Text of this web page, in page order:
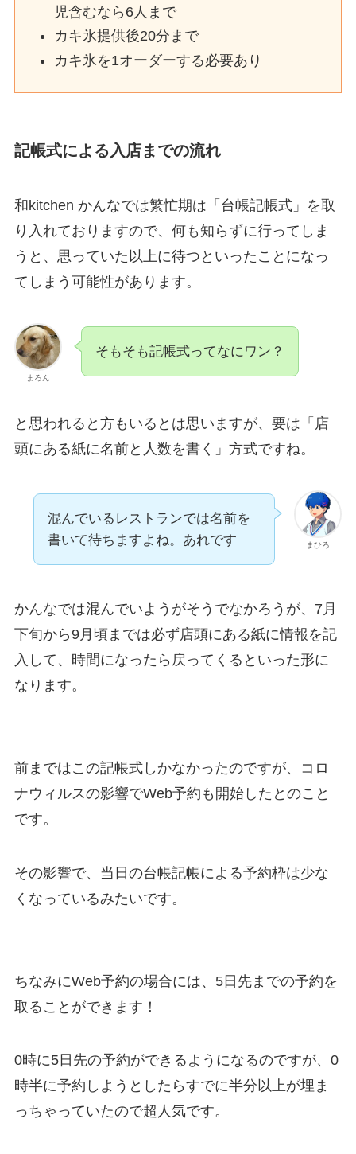
児含むなら6人まで
カキ氷提供後20分まで
カキ氷を1オーダーする必要あり
記帳式による入店までの流れ
和kitchen かんなでは繁忙期は「台帳記帳式」を取
り入れておりますので、何も知らずに行ってしま
うと、思っていた以上に待つといったことになっ
てしまう可能性があります。
まろん
そもそも記帳式ってなにワン？
と思われると方もいるとは思いますが、要は「店
頭にある紙に名前と人数を書く」方式ですね。
まひろ
混んでいるレストランでは名前を
書いて待ちますよね。あれです
かんなでは混んでいようがそうでなかろうが、 7月
下旬から9月頃までは必ず店頭にある紙に情報を記
入して、時間になったら戻ってくるといった形に
なります。
前まではこの記帳式しかなかったのですが、コロ
ナウィルスの影響でWeb予約も開始したとのこと
です。
その影響で、 当日の台帳記帳による予約枠は少な
くなっているみたいです。
ちなみにWeb予約の場合には、5日先までの予約を
取ることができます ！
0時に5日先の予約ができるようになるのですが、 0
時半に予約しようとしたらすでに半分以上が埋ま
っちゃっていたので超人気です。